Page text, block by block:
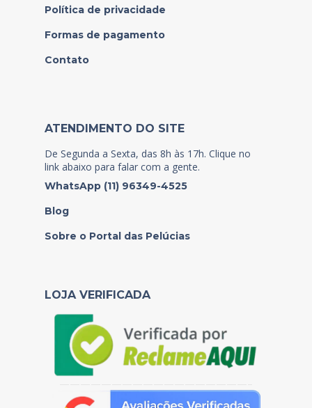
Política de privacidade
Formas de pagamento
Contato
ATENDIMENTO DO SITE
De Segunda a Sexta, das 8h às 17h. Clique no
link abaixo para falar com a gente.
WhatsApp (11) 96349-4525
Blog
Sobre o Portal das Pelúcias
LOJA VERIFICADA